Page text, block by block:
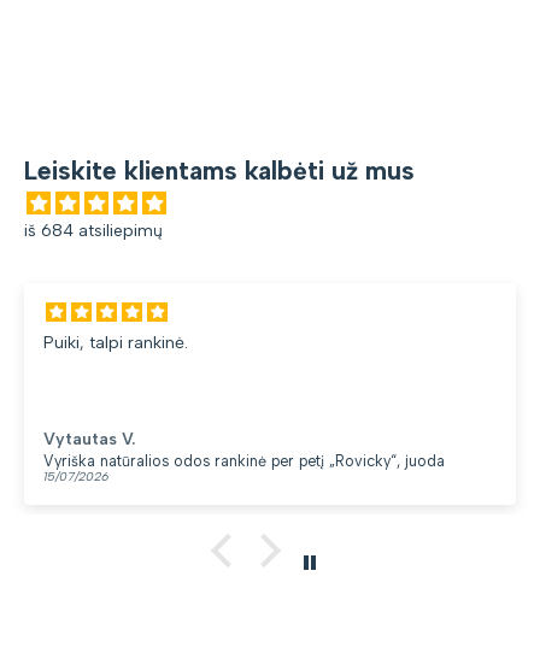
Leiskite klientams kalbėti už mus
iš 684 atsiliepimų
Puiki, talpi rankinė.
Vytautas V.
Vyriška natūralios odos rankinė per petį „Rovicky“, juoda
15/07/2026